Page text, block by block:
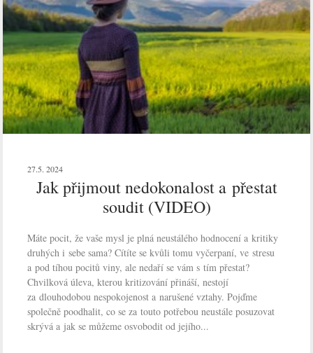
27.5. 2024
Jak přijmout nedokonalost a přestat
soudit (VIDEO)
Máte pocit, že vaše mysl je plná neustálého hodnocení a kritiky
druhých i sebe sama? Cítíte se kvůli tomu vyčerpaní, ve stresu
a pod tíhou pocitů viny, ale nedaří se vám s tím přestat?
Chvilková úleva, kterou kritizování přináší, nestojí
za dlouhodobou nespokojenost a narušené vztahy. Pojďme
společně poodhalit, co se za touto potřebou neustále posuzovat
skrývá a jak se můžeme osvobodit od jejího...